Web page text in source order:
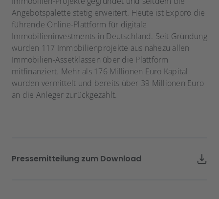
Angebotspalette stetig erweitert. Heute ist Exporo die
führende Online-Plattform für digitale
Immobilieninvestments in Deutschland. Seit Gründung
wurden 117 Immobilienprojekte aus nahezu allen
Immobilien-Assetklassen über die Plattform
mitfinanziert. Mehr als 176 Millionen Euro Kapital
wurden vermittelt und bereits über 39 Millionen Euro
an die Anleger zurückgezahlt.
Pressemitteilung zum Download